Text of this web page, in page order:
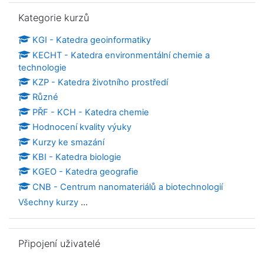
Kategorie kurzů
KGI - Katedra geoinformatiky
KECHT - Katedra environmentální chemie a
technologie
KZP - Katedra životního prostředí
Různé
PŘF - KCH - Katedra chemie
Hodnocení kvality výuky
Kurzy ke smazání
KBI - Katedra biologie
KGEO - Katedra geografie
CNB - Centrum nanomateriálů a biotechnologií
Všechny kurzy ...
Připojení uživatelé